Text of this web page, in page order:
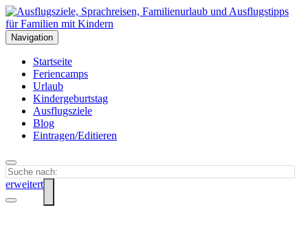
Navigation
Startseite
Feriencamps
Urlaub
Kindergeburtstag
Ausflugsziele
Blog
Eintragen/Editieren
erweitert